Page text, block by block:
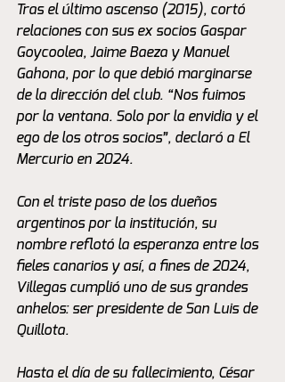
Tras el último ascenso (2015), cortó
relaciones con sus ex socios Gaspar
Goycoolea, Jaime Baeza y Manuel
Gahona, por lo que debió marginarse
de la dirección del club. “Nos fuimos
por la ventana. Solo por la envidia y el
ego de los otros socios”, declaró a El
Mercurio en 2024.
Con el triste paso de los dueños
argentinos por la institución, su
nombre reflotó la esperanza entre los
fieles canarios y así, a fines de 2024,
Villegas cumplió uno de sus grandes
anhelos: ser presidente de San Luis de
Quillota.
Hasta el día de su fallecimiento, César